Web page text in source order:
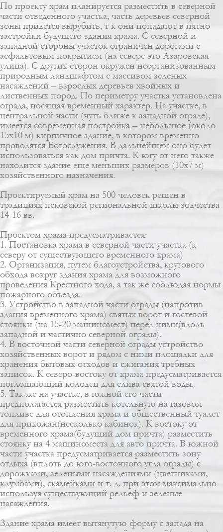
По проекту храм планируется разместить в северной
части отведенного участка, часть деревьев северной
зоны придется вырубить, т к они попадают в пятно
застройки будущего здания храма. С северной и
западной стороны участок ограничен дорогами с
асфальтовым покрытием (на севере это Азаровская
улица). C других сторон окружен неорганизованным
природным ландшафтом с массивом зеленых
насаждений – взрослых деревьев хвойных и
лиственных пород. По периметру участка установлена
ограда, носящая временный характер. На участке, в
центральной части (чуть ближе к западной ограде),
имеется современная постройка – небольшое (около
15х10 м) кирпичное здание, в котором временно
проводятся Богослужения. В дальнейшем оно будет
использоваться как дом причта. К югу от него также
находится здание еще меньших размеров (10х7 м)
хозяйственного назначения.
Проектируемый храм на 500 человек решен в
традициях псковской региональной школы зодчества
14-16 вв.
Проектом храма предусматривается:
1. Постановка храма в cеверной части участка (к
северу от существующего временного храма)
2. Организация, путем благоустройства, кругового
обхода вокруг здания храма для возможного
проведения Крестного хода, а так же соблюдая нормы
пожарного объезда.
3. Устройство в западной части ограды (напротив
здания временного храма) святых ворот и гостевой
стоянки (на 15-20 машиномест) перед ними(вдоль
западной и частично северной ограды).
4. В восточной части северной ограды устройство
хозяйственных ворот и рядом с ними площадки для
хранения бытовых отходов и сжигания требных
записок. К северо-востоку от храма предусматривается
поглощающий колодец для слива святой воды.
5. Так же на участке, в южной его части
предполагается разместить котельную на газовом
топливе для отопления храма и общественный туалет
для прихожан(несколько кабинок). К востоку от
временного храма(будущий дом причта) разместить
стоянку на 4 машиноместа для авто причта. В южной
части участка предусматривается разместить зону
отдыха (вплоть до юго-восточного угла ограды) c
дорожками, зелеными насаждениями (цветниками,
клумбами), скамейками и т. д. при этом максимально
используя существующий рельеф и зеленые
насаждения.
Здание храма имеет вытянутую форму с запада на